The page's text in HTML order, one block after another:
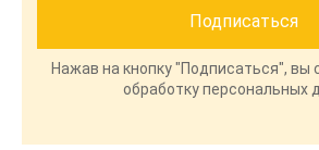
Нажав на кнопку "Подписаться", вы
обработку персональных